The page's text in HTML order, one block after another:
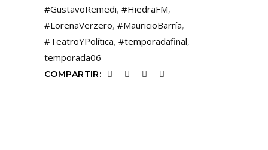
#GustavoRemedi, #HiedraFM,
#LorenaVerzero, #MauricioBarría,
#TeatroYPolítica, #temporadafinal,
temporada06
COMPARTIR: